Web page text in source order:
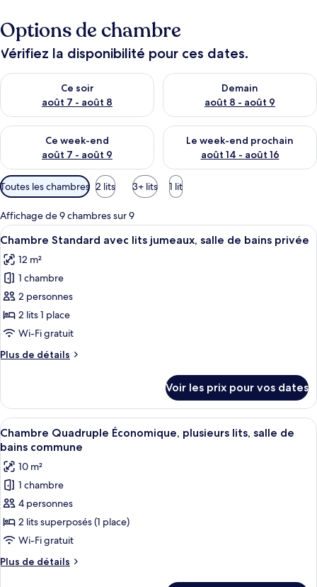
Options de chambre
Vérifiez la disponibilité pour ces dates.
Ce soir
août 7 - août 8
Vérifier la disponibilité pour ce soir août 7 - août 8
Demain
août 8 - août 9
Vérifier la disponibilité pour
Ce week-end
août 7 - août 9
Vérifier la disponibilité pour ce week-end août 7 - août 9
Le week-end prochain
août 14 - août 16
Vérifier la disponibilité pour
Filtres
disponibles
pour
les
chambres
Toutes les chambres 2 lits 3+ lits 1 lit
Affichage de 9 chambres sur 9
Afficher
toutes
les
photos
pour
ce
type
chambre :
avec
lits
jumeaux,
salle
de
bains
privée
Une chambre d’hôtel avec un lit,
7
Chambre Standard avec lits jumeaux, salle de bains privée
12 m²
1 chambre
2 personnes
2 lits 1 place
Wi-Fi gratuit
Plus de détails
Plus
le
type
de
chambre
Standard
avec
lits
jumeaux,
salle
bains
privée
Voir les prix pour vos dates
Afficher
toutes
les
photos
pour
ce
type
de
chambre :
Chambre
Une petite pièce avec une porte
7
Chambre Quadruple Économique, plusieurs lits, salle de
bains commune
10 m²
1 chambre
4 personnes
2 lits superposés (1 place)
Wi-Fi gratuit
Plus de détails
Plus